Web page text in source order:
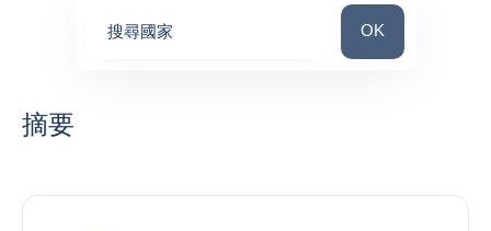
搜尋國家 搜尋國家
OK
摘要